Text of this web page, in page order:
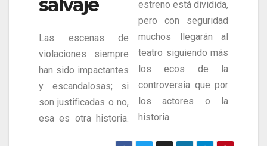
Las escenas de
violaciones siempre
han sido impactantes
y escandalosas; si
son justificadas o no,
esa es otra historia.
estreno está dividida,
pero con seguridad
muchos llegarán al
teatro siguiendo más
los ecos de la
controversia que por
los actores o la
historia.